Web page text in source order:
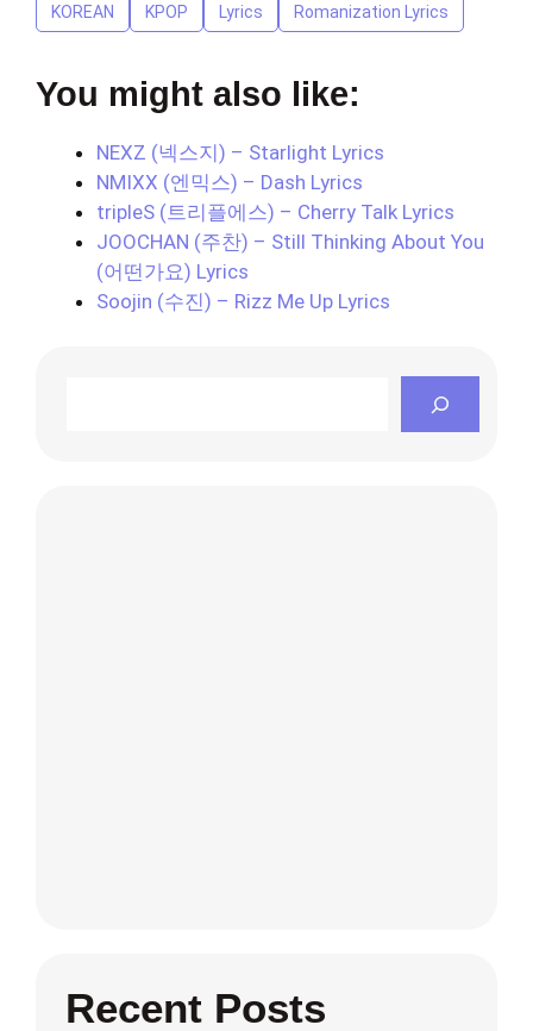
KOREAN KPOP Lyrics Romanization Lyrics
You might also like:
NEXZ (넥스지) – Starlight Lyrics
NMIXX (엔믹스) – Dash Lyrics
tripleS (트리플에스) – Cherry Talk Lyrics
JOOCHAN (주찬) – Still Thinking About You
(어떤가요) Lyrics
Soojin (수진) – Rizz Me Up Lyrics
Recent Posts